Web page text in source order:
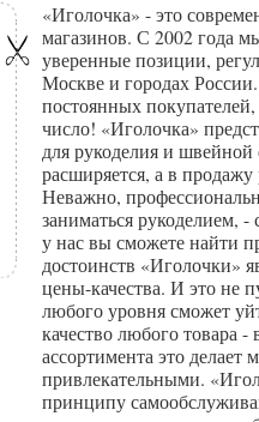
«Иголочка» - это
магазинов. С 2002 года
уверенные позиции,
Москве и городах
постоянных
число! «Иголочка»
для рукоделия и
расширяется, а в
Неважно,
заниматься рукоделием,
у нас вы сможете найти
достоинств «Иголочки»
цены-качества. И это не
любого уровня сможет
качество любого товара
ассортимента это
привлекательными.
принципу